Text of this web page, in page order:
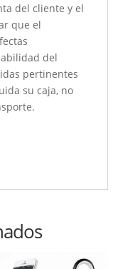
del cliente y el
que el
del
pertinentes
su caja, no